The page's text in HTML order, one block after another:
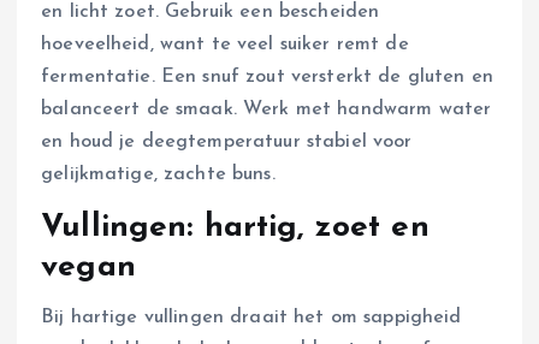
en licht zoet. Gebruik een bescheiden
hoeveelheid, want te veel suiker remt de
fermentatie. Een snuf zout versterkt de gluten en
balanceert de smaak. Werk met handwarm water
en houd je deegtemperatuur stabiel voor
gelijkmatige, zachte buns.
Vullingen: hartig, zoet en
vegan
Bij hartige vullingen draait het om sappigheid